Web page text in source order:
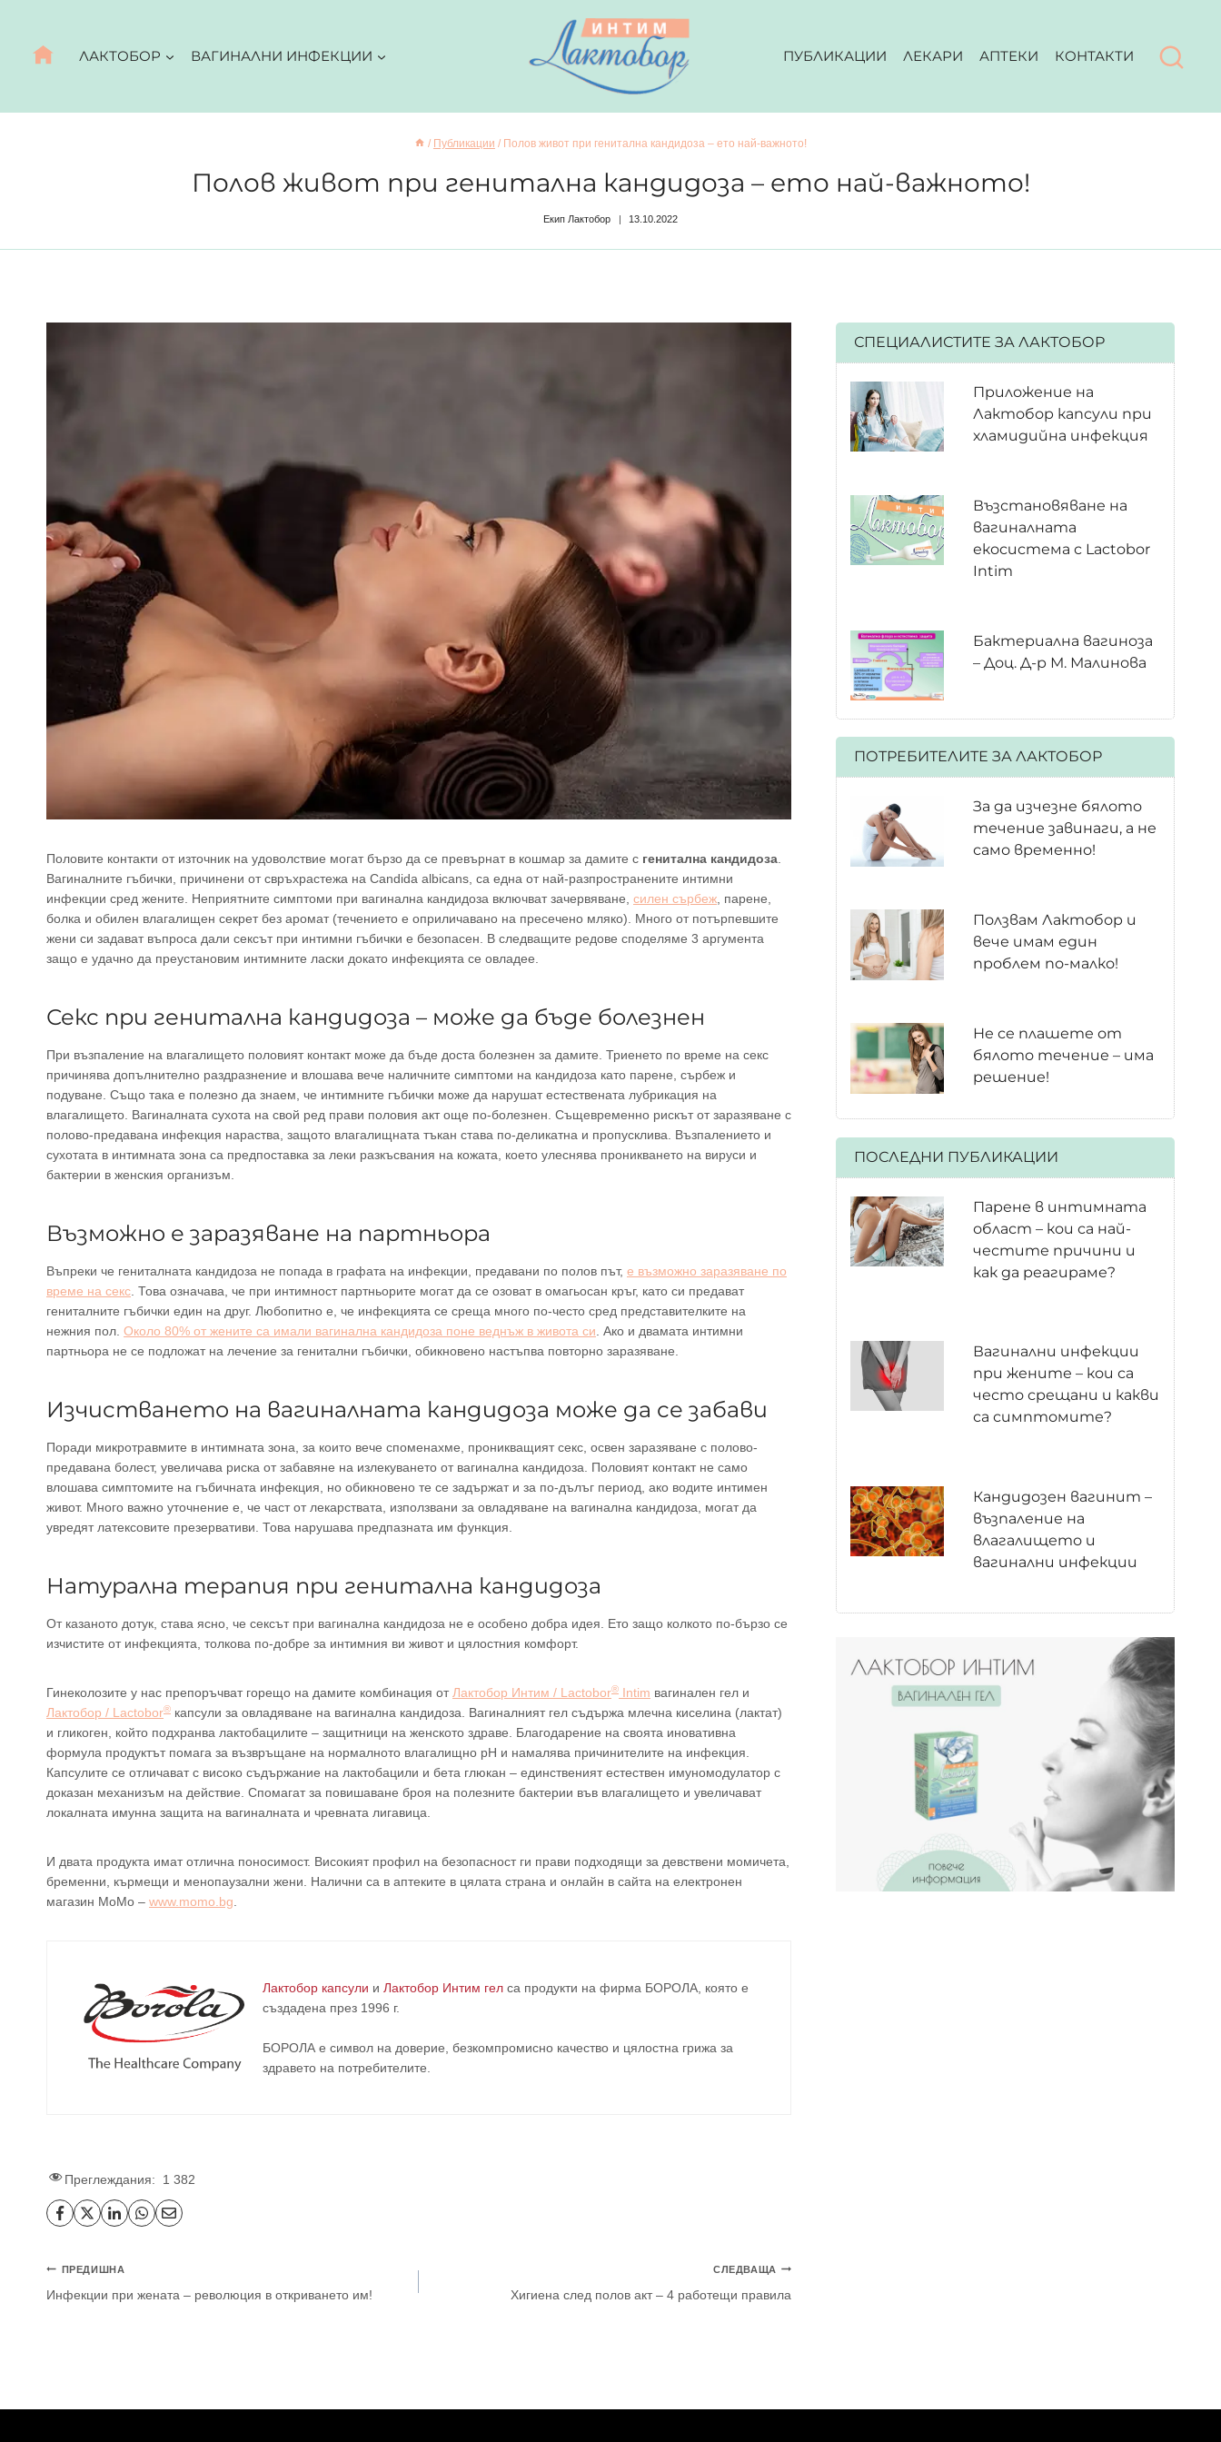
ЛАКТОБОР ВАГИНАЛНИ ИНФЕКЦИИ ПУБЛИКАЦИИ ЛЕКАРИ АПТЕКИ КОНТАКТИ
/ Публикации / Полов живот при генитална кандидоза – ето най-важното!
Полов живот при генитална кандидоза – ето най-важното!
Екип Лактобор 13.10.2022
Половите контакти от източник на удоволствие могат бързо да се превърнат в кошмар за дамите с генитална кандидоза
Вагиналните гъбички, причинени от свръхрастежа на Candida albicans, са една от най-разпространените интимни
инфекции сред жените. Неприятните симптоми при вагинална кандидоза включват зачервяване, силен сърбеж , парене,
болка и обилен влагалищен секрет без аромат (течението е оприличавано на пресечено мляко). Много от потърпевшите
жени си задават въпроса дали сексът при интимни гъбички е безопасен. В следващите редове споделяме 3 аргумента
защо е удачно да преустановим интимните ласки докато инфекцията се овладее.
Секс при генитална кандидоза – може да бъде болезнен
При възпаление на влагалището половият контакт може да бъде доста болезнен за дамите. Триенето по време на секс
причинява допълнително раздразнение и влошава вече наличните симптоми на кандидоза като парене, сърбеж и
подуване. Също така е полезно да знаем, че интимните гъбички може да нарушат естествената лубрикация на
влагалището. Вагиналната сухота на свой ред прави половия акт още по-болезнен. Същевременно рискът от заразяване с
полово-предавана инфекция нараства, защото влагалищната тъкан става по-деликатна и пропусклива. Възпалението и
сухотата в интимната зона са предпоставка за леки разкъсвания на кожата, което улеснява проникването на вируси и
бактерии в женския организъм.
Възможно е заразяване на партньора
Въпреки че гениталната кандидоза не попада в графата на инфекции, предавани по полов път, е възможно заразяване по
време на секс . Това означава, че при интимност партньорите могат да се озоват в омагьосан кръг, като си предават
гениталните гъбички един на друг. Любопитно е, че инфекцията се среща много по-често сред представителките на
нежния пол. Около 80% от жените са имали вагинална кандидоза поне веднъж в живота си . Ако и двамата интимни
партньора не се подложат на лечение за генитални гъбички, обикновено настъпва повторно заразяване.
Изчистването на вагиналната кандидоза може да се забави
Поради микротравмите в интимната зона, за които вече споменахме, проникващият секс, освен заразяване с полово-
предавана болест, увеличава риска от забавяне на излекуването от вагинална кандидоза. Половият контакт не само
влошава симптомите на гъбичната инфекция, но обикновено те се задържат и за по-дълъг период, ако водите интимен
живот. Много важно уточнение е, че част от лекарствата, използвани за овладяване на вагинална кандидоза, могат да
увредят латексовите презервативи. Това нарушава предпазната им функция.
Натурална терапия при генитална кандидоза
От казаното дотук, става ясно, че сексът при вагинална кандидоза не е особено добра идея. Ето защо колкото по-бързо се
изчистите от инфекцията, толкова по-добре за интимния ви живот и цялостния комфорт.
Гинеколозите у нас препоръчват горещо на дамите комбинация от Лактобор Интим / Lactobor® Intim вагинален гел и
Лактобор / Lactobor® капсули за овладяване на вагинална кандидоза. Вагиналният гел съдържа млечна киселина (лактат)
и гликоген, който подхранва лактобацилите – защитници на женското здраве. Благодарение на своята иновативна
формула продуктът помага за възвръщане на нормалното влагалищно pH и намалява причинителите на инфекция.
Капсулите се отличават с високо съдържание на лактобацили и бета глюкан – единственият естествен имуномодулатор с
доказан механизъм на действие. Спомагат за повишаване броя на полезните бактерии във влагалището и увеличават
локалната имунна защита на вагиналната и чревната лигавица.
И двата продукта имат отлична поносимост. Високият профил на безопасност ги прави подходящи за девствени момичета,
бременни, кърмещи и менопаузални жени. Налични са в аптеките в цялата страна и онлайн в сайта на електронен
магазин МоМо – www.momo.bg
Лактобор капсули и Лактобор Интим гелса продукти на фирма БОРОЛА, която е
създадена през 1996 г.
БОРОЛА е символ на доверие, безкомпромисно качество и цялостна грижа за
здравето на потребителите
Преглеждания: 1 382
Навигация
ПРЕДИШНА
Инфекции при жената – революция в откриването им!
СЛЕДВАЩА
Хигиена след полов акт – 4 работещи правила
СПЕЦИАЛИСТИТЕ ЗА ЛАКТОБОР
Приложение на
Лактобор капсули при
хламидийна инфекция
Възстановяване на
вагиналната
екосистема с Lactobor
Intim
Бактериална вагиноза
– Доц. Д-р М. Малинова
ПОТРЕБИТЕЛИТЕ ЗА ЛАКТОБОР
За да изчезне бялото
течение завинаги, а не
само временно!
Ползвам Лактобор и
вече имам един
проблем по-малко!
Не се плашете от
бялото течение – има
решение!
ПОСЛЕДНИ ПУБЛИКАЦИИ
Парене в интимната
област – кои са най-
честите причини и
как да реагираме?
Вагинални инфекции
при жените – кои са
често срещани и какви
са симптомите?
Кандидозен вагинит –
възпаление на
влагалището и
вагинални инфекции